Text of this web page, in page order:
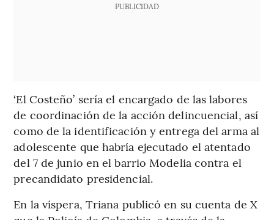
PUBLICIDAD
‘El Costeño’ sería el encargado de las labores
de coordinación de la acción delincuencial, así
como de la identificación y entrega del arma al
adolescente que habría ejecutado el atentado
del 7 de junio en el barrio Modelia contra el
precandidato presidencial.
En la víspera, Triana publicó en su cuenta de X